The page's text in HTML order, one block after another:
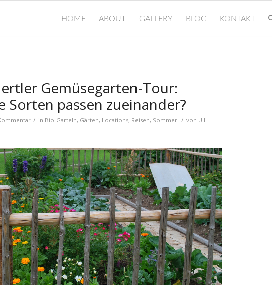
HOME ABOUT GALLERY BLOG KONTAKT
Gemüsegarten-Tour:
Sorten passen zueinander?
/ in Bio-Garteln, Gärten, Locations, Reisen, Sommer / von Ulli